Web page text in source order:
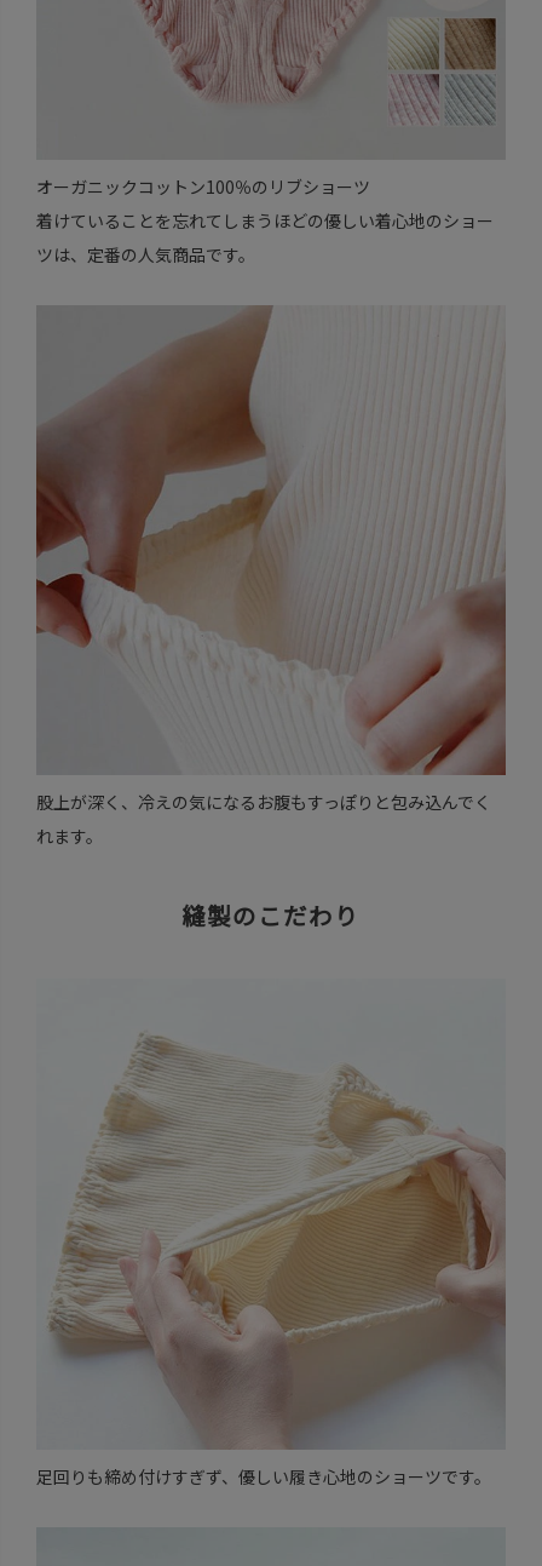
オーガニックコットン100％のリブショーツ
着けていることを忘れてしまうほどの優しい着心地のショー
ツは、定番の人気商品です。
股上が深く、冷えの気になるお腹もすっぽりと包み込んでく
れます。
縫製のこだわり
足回りも締め付けすぎず、優しい履き心地のショーツです。